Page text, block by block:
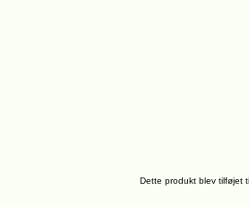
Dette produkt blev tilføjet